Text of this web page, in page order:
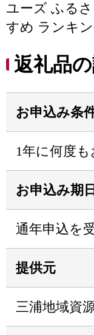
ユーズ ふる
すめ ランキ
返礼品
お申込み条
1年に何度
お申込み期日
通年申込を
提供元
三浦地域資